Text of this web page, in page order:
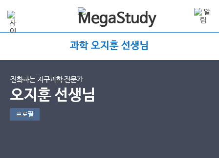
과학 오지훈 선생님
진화하는 지구과학 전문가
오지훈 선생님
프로필